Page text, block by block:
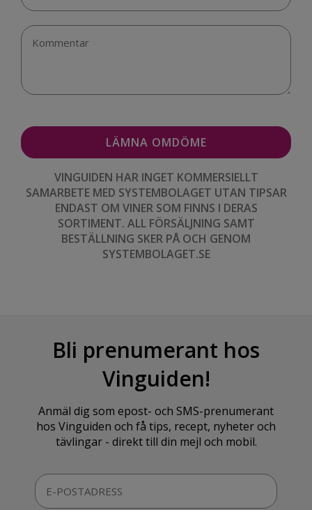
VINGUIDEN HAR INGET KOMMERSIELLT
SAMARBETE MED SYSTEMBOLAGET UTAN TIPSAR
ENDAST OM VINER SOM FINNS I DERAS
SORTIMENT. ALL FÖRSÄLJNING SAMT
BESTÄLLNING SKER PÅ OCH GENOM
SYSTEMBOLAGET.SE
Bli prenumerant hos
Vinguiden!
Anmäl dig som epost- och SMS-prenumerant
hos Vinguiden och få tips, recept, nyheter och
tävlingar - direkt till din mejl och mobil.